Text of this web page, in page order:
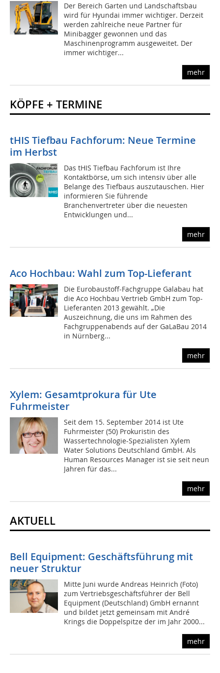
Der Bereich Garten und Landschaftsbau
wird für Hyundai immer wichtiger. Derzeit
werden zahlreiche neue Partner für
Minibagger gewonnen und das
Maschinenprogramm ausgeweitet. Der
immer wichtiger...
mehr
KÖPFE + TERMINE
tHIS Tiefbau Fachforum: Neue Termine
im Herbst
Das tHIS Tiefbau Fachforum ist Ihre
Kontaktbörse, um sich intensiv über alle
Belange des Tiefbaus auszutauschen. Hier
informieren Sie führende
Branchenvertreter über die neuesten
Entwicklungen und...
mehr
Aco Hochbau: Wahl zum Top-Lieferant
Die Eurobaustoff-Fachgruppe Galabau hat
die Aco Hochbau Vertrieb GmbH zum Top-
Lieferanten 2013 gewählt. „Die
Auszeichnung, die uns im Rahmen des
Fachgruppenabends auf der GaLaBau 2014
in Nürnberg...
mehr
Xylem: Gesamtprokura für Ute
Fuhrmeister
Seit dem 15. September 2014 ist Ute
Fuhrmeister (50) Prokuristin des
Wassertechnologie-Spezialisten Xylem
Water Solutions Deutschland GmbH. Als
Human Resources Manager ist sie seit neun
Jahren für das...
mehr
AKTUELL
Bell Equipment: Geschäftsführung mit
neuer Struktur
Mitte Juni wurde Andreas Heinrich (Foto)
zum Vertriebsgeschäftsführer der Bell
Equipment (Deutschland) GmbH ernannt
und bildet jetzt gemeinsam mit André
Krings die Doppelspitze der im Jahr 2000...
mehr